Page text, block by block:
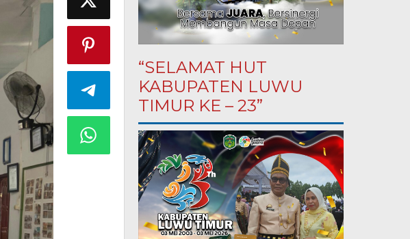
“SELAMAT HUT
KABUPATEN LUWU
TIMUR KE – 23”